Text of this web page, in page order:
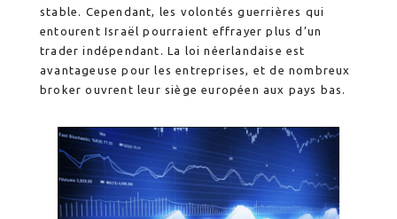
stable. Cependant, les volontés guerrières qui
entourent Israël pourraient effrayer plus d’un
trader indépendant. La loi néerlandaise est
avantageuse pour les entreprises, et de nombreux
broker ouvrent leur siège européen aux pays bas.